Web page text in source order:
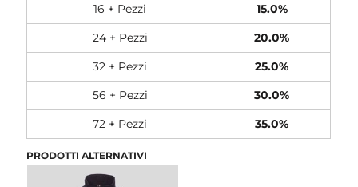
16 + Pezzi
15.0%
24 + Pezzi
20.0%
32 + Pezzi
25.0%
56 + Pezzi
30.0%
72 + Pezzi
35.0%
PRODOTTI ALTERNATIVI